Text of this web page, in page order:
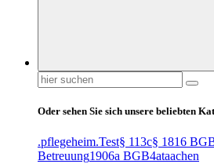
Suchen
nach:
Oder sehen Sie sich unsere beliebten
.pflegeheim.Test§ 113c§ 1816
Betreuung1906a BGB4ataachen